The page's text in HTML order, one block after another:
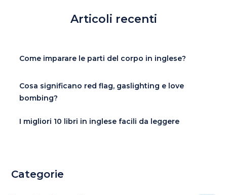
Articoli recenti
Come imparare le parti del corpo in inglese?
Cosa significano red flag, gaslighting e love
bombing?
I migliori 10 libri in inglese facili da leggere
Categorie